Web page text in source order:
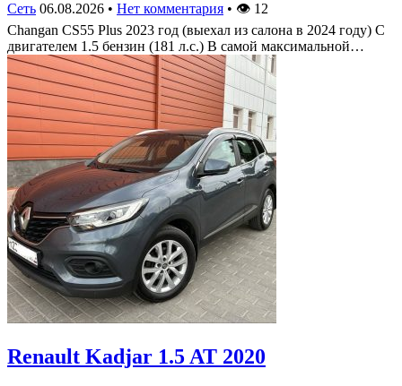
Сеть 06.08.2026 • Нет комментария • 👁 12
Changan CS55 Plus 2023 год (выехал из салона в 2024 году) С
двигателем 1.5 бензин (181 л.с.) В самой максимальной…
Renault Kadjar 1.5 AT 2020